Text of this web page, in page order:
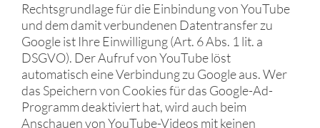
Rechtsgrundlage für die Einbindung von YouTube
und dem damit verbundenen Datentransfer zu
Google ist Ihre Einwilligung (Art. 6 Abs. 1 lit. a
DSGVO). Der Aufruf von YouTube löst
automatisch eine Verbindung zu Google aus. Wer
das Speichern von Cookies für das Google-Ad-
Programm deaktiviert hat, wird auch beim
Anschauen von YouTube-Videos mit keinen